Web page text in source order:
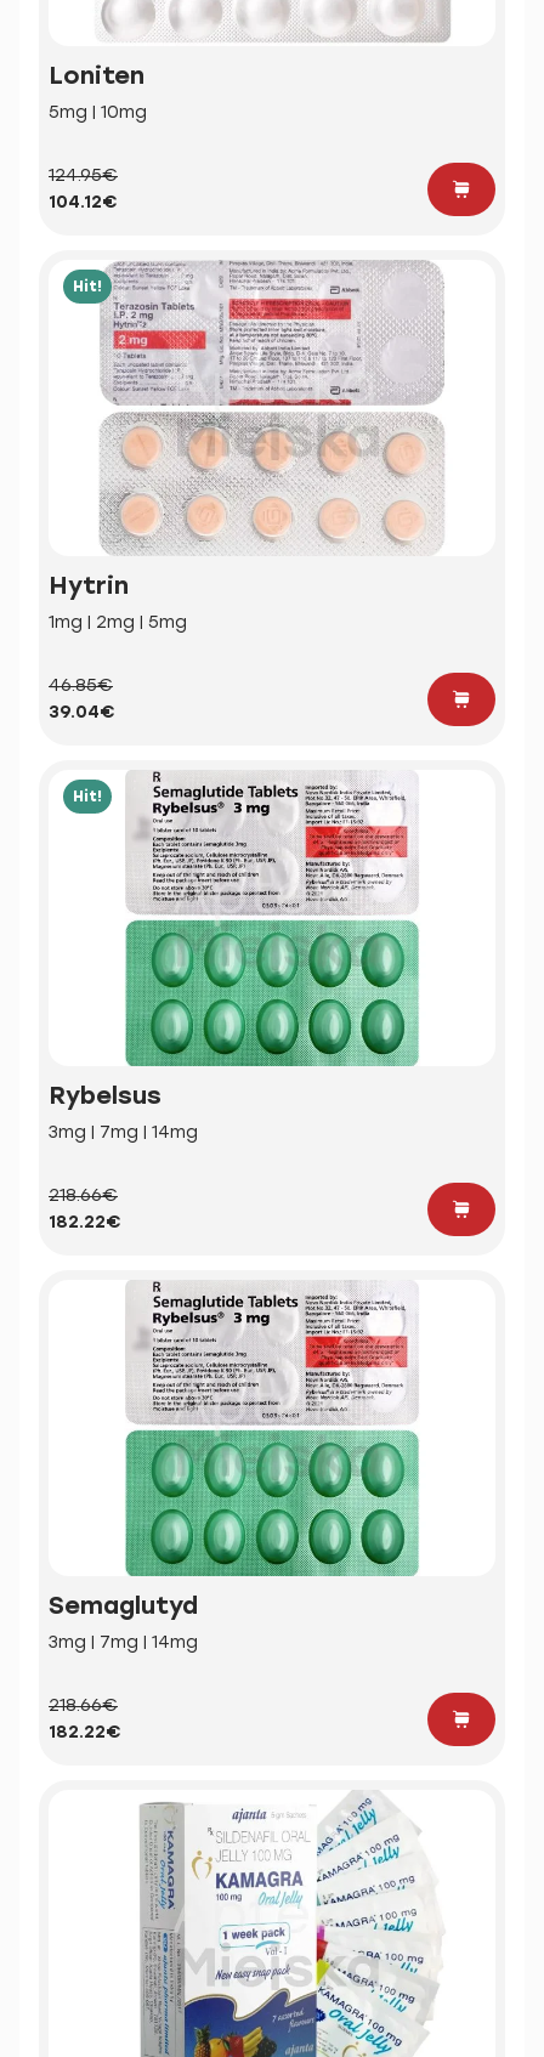
Loniten
5mg | 10mg
124.95€
104.12€
Hit!
Hytrin
1mg | 2mg | 5mg
46.85€
39.04€
Hit!
Rybelsus
3mg | 7mg | 14mg
218.66€
182.22€
Semaglutyd
3mg | 7mg | 14mg
218.66€
182.22€